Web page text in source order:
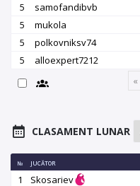
5
samofandibvb
5
mukola
5
polkovniksv74
5
alloexpert7212
«
CLASAMENT LUNAR
№ JUCĂTOR
1 Skosariev